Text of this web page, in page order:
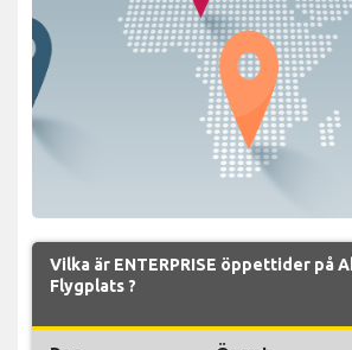
Vilka är ENTERPRISE öppettider på
Flygplats ?